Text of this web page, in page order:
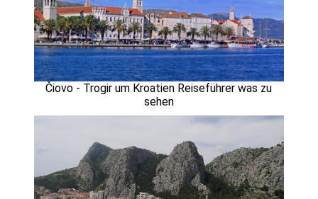
Čiovo - Trogir um Kroatien Reiseführer was zu
sehen